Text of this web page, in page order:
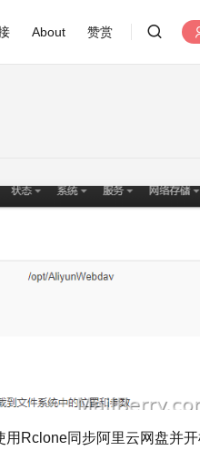
About 赞赏
用Rclone同步阿里云网盘并开